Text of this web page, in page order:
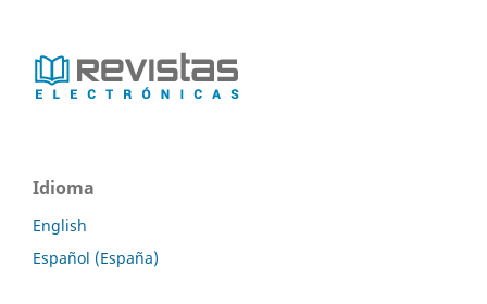
Idioma
English
Español (España)